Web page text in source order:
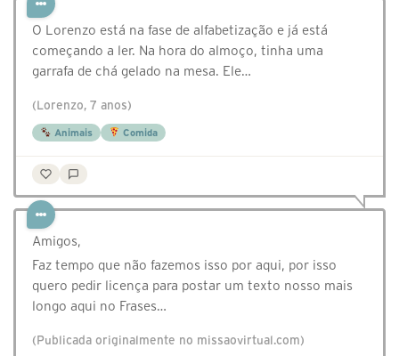
O Lorenzo está na fase de alfabetização e já está
começando a ler. Na hora do almoço, tinha uma
garrafa de chá gelado na mesa. Ele…
(Lorenzo, 7 anos)
Animais Comida
Amigos,
Faz tempo que não fazemos isso por aqui, por isso
quero pedir licença para postar um texto nosso mais
longo aqui no Frases…
(Publicada originalmente no missaovirtual.com)